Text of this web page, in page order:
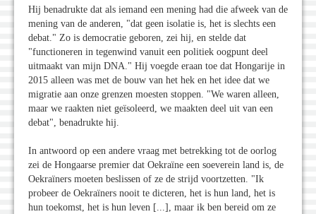
Hij benadrukte dat als iemand een mening had die afweek van de
mening van de anderen, "dat geen isolatie is, het is slechts een
debat." Zo is democratie geboren, zei hij, en stelde dat
"functioneren in tegenwind vanuit een politiek oogpunt deel
uitmaakt van mijn DNA." Hij voegde eraan toe dat Hongarije in
2015 alleen was met de bouw van het hek en het idee dat we
migratie aan onze grenzen moesten stoppen. "We waren alleen,
maar we raakten niet geïsoleerd, we maakten deel uit van een
debat", benadrukte hij.
In antwoord op een andere vraag met betrekking tot de oorlog
zei de Hongaarse premier dat Oekraïne een soeverein land is, de
Oekraïners moeten beslissen of ze de strijd voortzetten. "Ik
probeer de Oekraïners nooit te dicteren, het is hun land, het is
hun toekomst, het is hun leven [...], maar ik ben bereid om ze